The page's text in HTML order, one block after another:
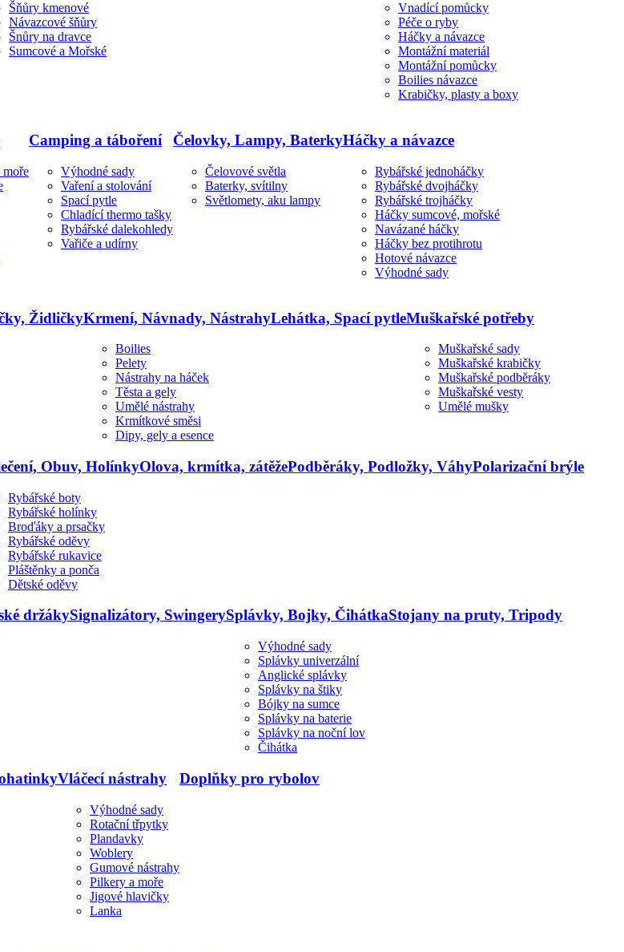
Šňůry kmenové
Návazcové šňůry
Šnůry na dravce
Sumcové a Mořské
Vnadící pomůcky
Péče o ryby
Háčky a návazce
Montážní materiál
Montážní pomůcky
Boilies návazce
Krabičky, plasty a boxy
Camping a táboření
Výhodné sady
Vaření a stolování
Spací pytle
Chladící thermo tašky
Rybářské dalekohledy
Vařiče a udírny
Čelovky, Lampy, Baterky
Čelovové světla
Baterky, svítilny
Světlomety, aku lampy
Háčky a návazce
Rybářské jednoháčky
Rybářské dvojháčky
Rybářské trojháčky
Háčky sumcové, mořské
Navázané háčky
Háčky bez protihrotu
Hotové návazce
Výhodné sady
ŽidličkyKrmení, Návnady, Nástrahy
Boilies
Pelety
Nástrahy na háček
Těsta a gely
Umělé nástrahy
Krmítkové směsi
Dipy, gely a esence
Lehátka, Spací pytleMuškařské potřeby
Muškařské sady
Muškařské krabičky
Muškařské podběráky
Muškařské vesty
Umělé mušky
Obuv, Holínky
Rybářské boty
Rybářské holínky
Broďáky a prsačky
Rybářské oděvy
Rybářské rukavice
Pláštěnky a ponča
Dětské oděvy
Olova, krmítka, zátěžePodběráky, Podložky, VáhyPolarizační brýle
držákySignalizátory, SwingerySplávky, Bojky, Čihátka
Výhodné sady
Splávky univerzální
Anglické splávky
Splávky na štiky
Bójky na sumce
Splávky na baterie
Splávky na noční lov
Čihátka
Stojany na pruty, Tripody
Vláčecí nástrahy
Výhodné sady
Rotační třpytky
Plandavky
Woblery
Gumové nástrahy
Pilkery a moře
Jigové hlavičky
Lanka
Doplňky pro rybolov